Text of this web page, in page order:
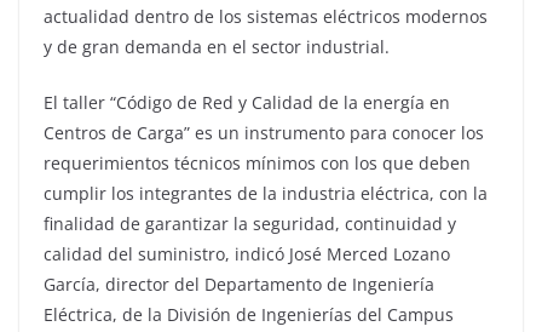
actualidad dentro de los sistemas eléctricos modernos
y de gran demanda en el sector industrial.
El taller “Código de Red y Calidad de la energía en
Centros de Carga” es un instrumento para conocer los
requerimientos técnicos mínimos con los que deben
cumplir los integrantes de la industria eléctrica, con la
finalidad de garantizar la seguridad, continuidad y
calidad del suministro, indicó José Merced Lozano
García, director del Departamento de Ingeniería
Eléctrica, de la División de Ingenierías del Campus